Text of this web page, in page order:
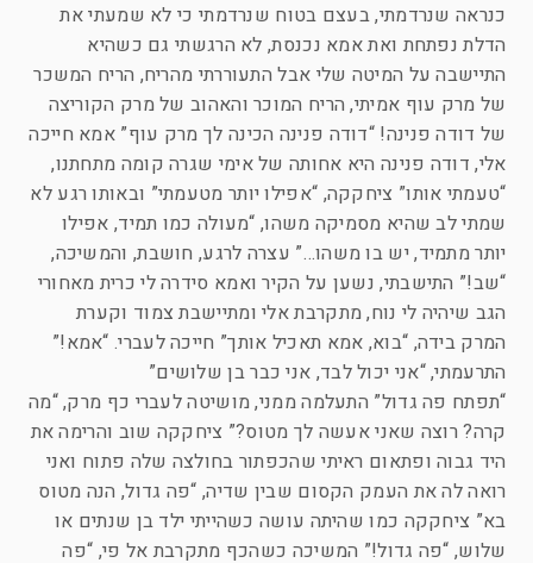
כנראה שנרדמתי, בעצם בטוח שנרדמתי כי לא שמעתי את
הדלת נפתחת ואת אמא נכנסת, לא הרגשתי גם כשהיא
התיישבה על המיטה שלי אבל התעוררתי מהריח, הריח המשכר
של מרק עוף אמיתי, הריח המוכר והאהוב של מרק הקוריצה
של דודה פנינה! “דודה פנינה הכינה לך מרק עוף” אמא חייכה
אלי, דודה פנינה היא אחותה של אימי שגרה קומה מתחתנו,
“טעמתי אותו” ציחקקה, “אפילו יותר מטעמתי” ובאותו רגע לא
שמתי לב שהיא מסמיקה משהו, “מעולה כמו תמיד, אפילו
יותר מתמיד, יש בו משהו…” עצרה לרגע, חושבת, והמשיכה,
“שב!” התישבתי, נשען על הקיר ואמא סידרה לי כרית מאחורי
הגב שיהיה לי נוח, מתקרבת אלי ומתיישבת צמוד וקערת
המרק בידה, “בוא, אמא תאכיל אותך” חייכה לעברי. “אמא!”
התרעמתי, “אני יכול לבד, אני כבר בן שלושים”
“תפתח פה גדול” התעלמה ממני, מושיטה לעברי כף מרק, “מה
קרה? רוצה שאני אעשה לך מטוס?” ציחקקה שוב והרימה את
היד גבוה ופתאום ראיתי שהכפתור בחולצה שלה פתוח ואני
רואה לה את העמק הקסום שבין שדיה, “פה גדול, הנה מטוס
בא” ציחקקה כמו שהיתה עושה כשהייתי ילד בן שנתים או
שלוש, “פה גדול!” המשיכה כשהכף מתקרבת אל פי, “פה